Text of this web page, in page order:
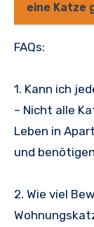
eine Katze
FAQs:
1. Kann ich
– Nicht alle
Leben in
und
2. Wie viel